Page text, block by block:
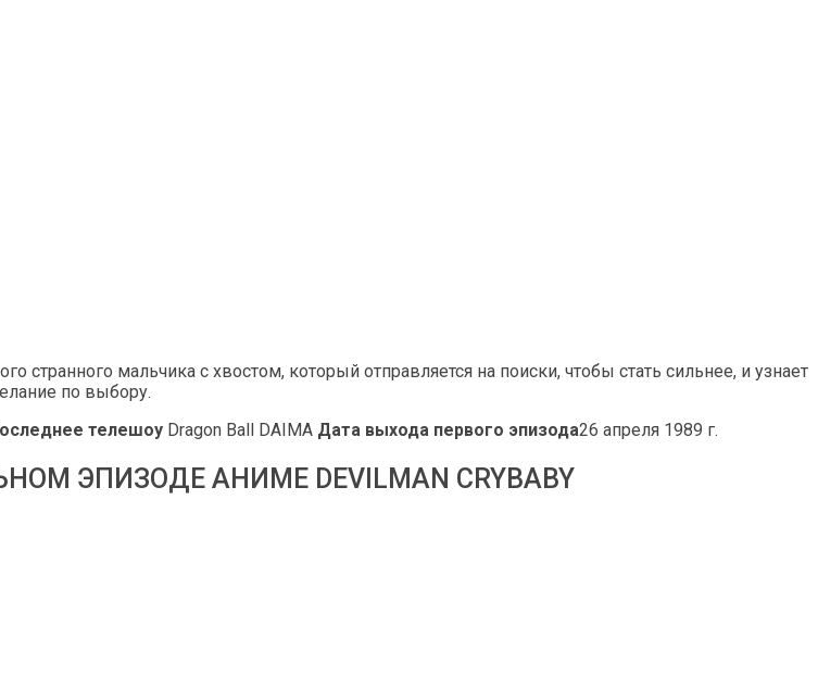
странного мальчика с хвостом, который отправляется на поиски, чтобы стать сильнее, и узнает
по выбору.
телешоу Dragon Ball DAIMA Дата выхода первого эпизода26 апреля 1989 г.
ЭПИЗОДЕ ​​АНИМЕ DEVILMAN CRYBABY